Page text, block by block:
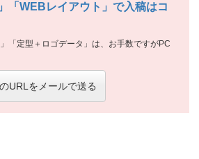
「WEBレイアウト」で入稿はコ
「定型＋ロゴデータ」は、お手数ですがPC
URLをメールで送る